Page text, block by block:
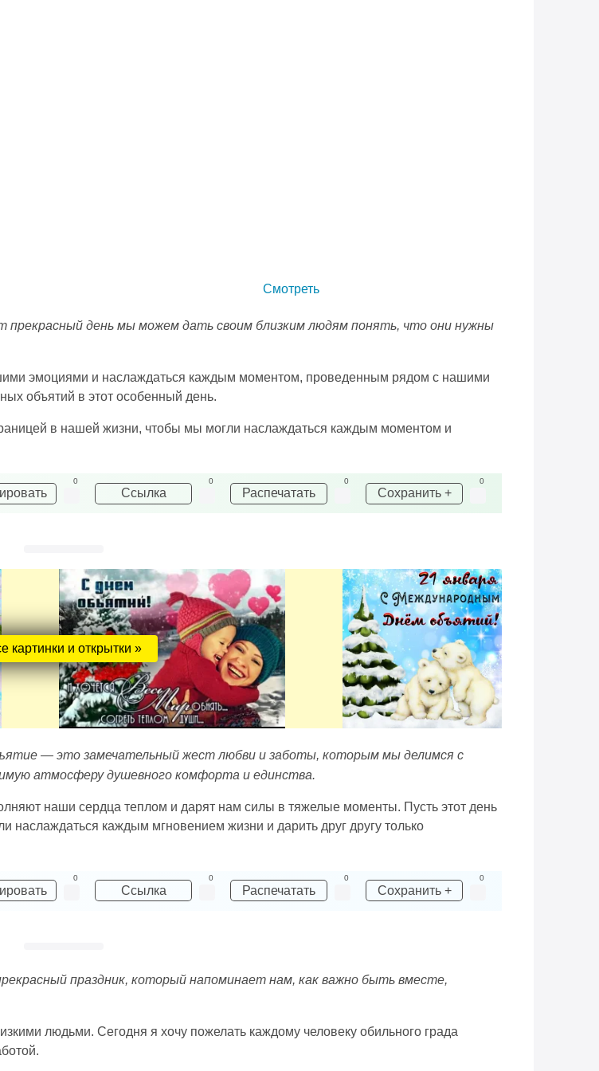
Смотреть
прекрасный день мы можем дать своим близким людям понять, что они нужны
эмоциями и наслаждаться каждым моментом, проведенным рядом с нашими
объятий в этот особенный день.
в нашей жизни, чтобы мы могли наслаждаться каждым моментом и
0
Ссылка
0
Распечатать
0
Сохранить +
0
картинки и открытки »
— это замечательный жест любви и заботы, которым мы делимся с
атмосферу душевного комфорта и единства.
наши сердца теплом и дарят нам силы в тяжелые моменты. Пусть этот день
наслаждаться каждым мгновением жизни и дарить друг другу только
0
Ссылка
0
Распечатать
0
Сохранить +
0
праздник, который напоминает нам, как важно быть вместе,
людьми. Сегодня я хочу пожелать каждому человеку обильного града